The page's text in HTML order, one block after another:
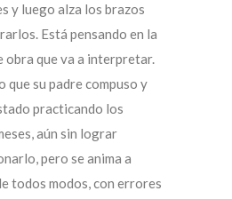
y luego alza los brazos
Está pensando en la
obra que va a interpretar.
que su padre compuso y
practicando los
aún sin lograr
pero se anima a
todos modos, con errores